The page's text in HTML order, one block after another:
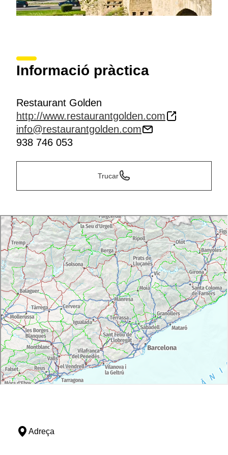
Informació pràctica
Restaurant Golden
http://www.restaurantgolden.com
info@restaurantgolden.com
938 746 053
Trucar
Adreça